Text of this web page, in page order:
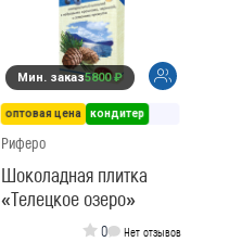
Мин. заказ5800 ₽
оптовая цена кондитер
Риферо
Шоколадная плитка
«Телецкое озеро»
0 Нет отзывов